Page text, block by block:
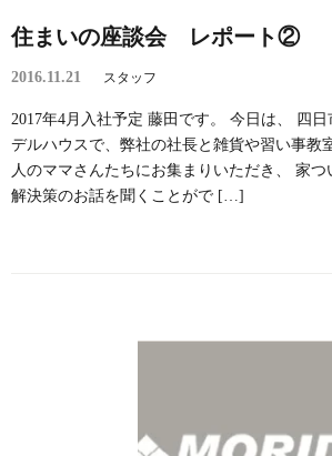
住まいの座談会 レポート②
2016.11.21 スタッフ
2017年4月入社予定 藤田です。 今日は、 四
デルハウスで、弊社の社長と雑貨や習い事教
人のママさんたちにお集まりいただき、 家つ
解決策のお話を聞くことがで […]